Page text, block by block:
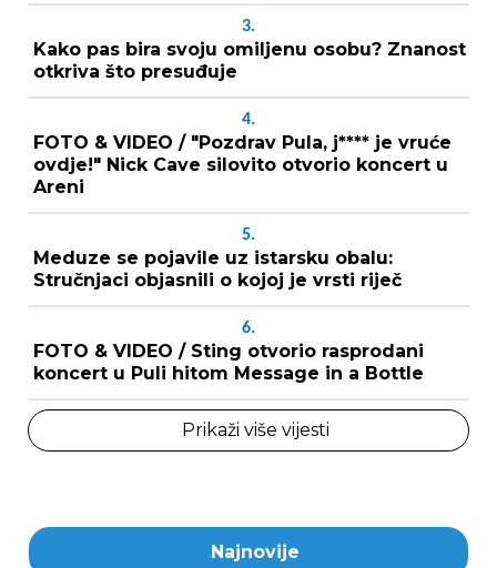
3.
Kako pas bira svoju omiljenu osobu? Znanost
otkriva što presuđuje
4.
FOTO & VIDEO / "Pozdrav Pula, j**** je vruće
ovdje!" Nick Cave silovito otvorio koncert u
Areni
5.
Meduze se pojavile uz istarsku obalu:
Stručnjaci objasnili o kojoj je vrsti riječ
6.
FOTO & VIDEO / Sting otvorio rasprodani
koncert u Puli hitom Message in a Bottle
Prikaži više vijesti
Najnovije